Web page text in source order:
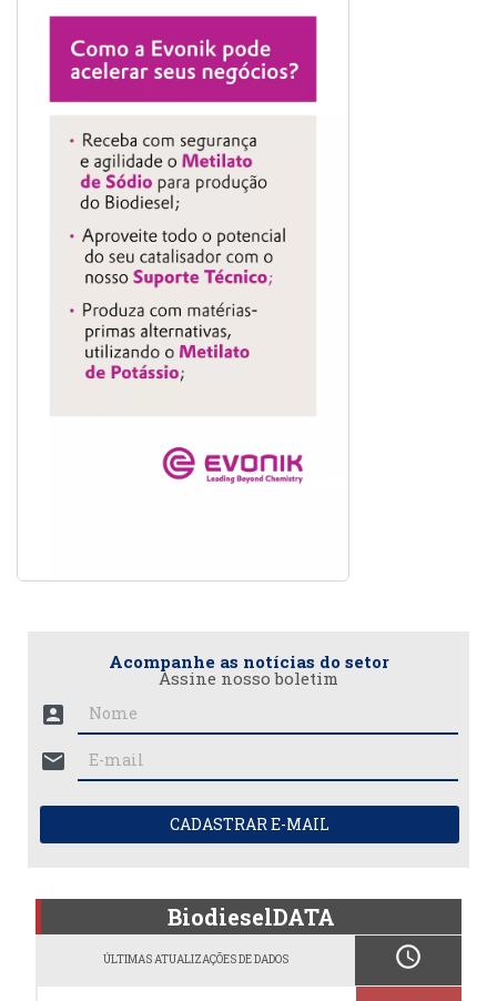
Acompanhe as notícias do setor
Assine nosso boletim
account_box
mail
CADASTRAR E-MAIL
BiodieselDATA
ÚLTIMAS ATUALIZAÇÕES DE DADOS schedule